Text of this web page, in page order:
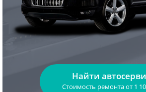
Найти
Стоимость ремонтаот 1